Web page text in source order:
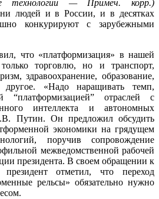
технологии — Примеч. корр.)
людей и в России, и в десятках
конкурируют с зарубежными
что «платформизация» в нашей
торговлю, но и транспорт,
здравоохранение, образование,
«Надо наращивать темп,
“платформизацией” отраслей с
интеллекта и автономных
Путин. Он предложил обсудить
экономики на грядущем
поручив сопровождение
межведомственной рабочей
президента. В своем обращении к
президент отметил, что переход
рельсы» обязательно нужно